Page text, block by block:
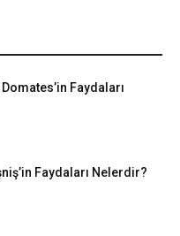
Faydaları
Faydaları Nelerdir?